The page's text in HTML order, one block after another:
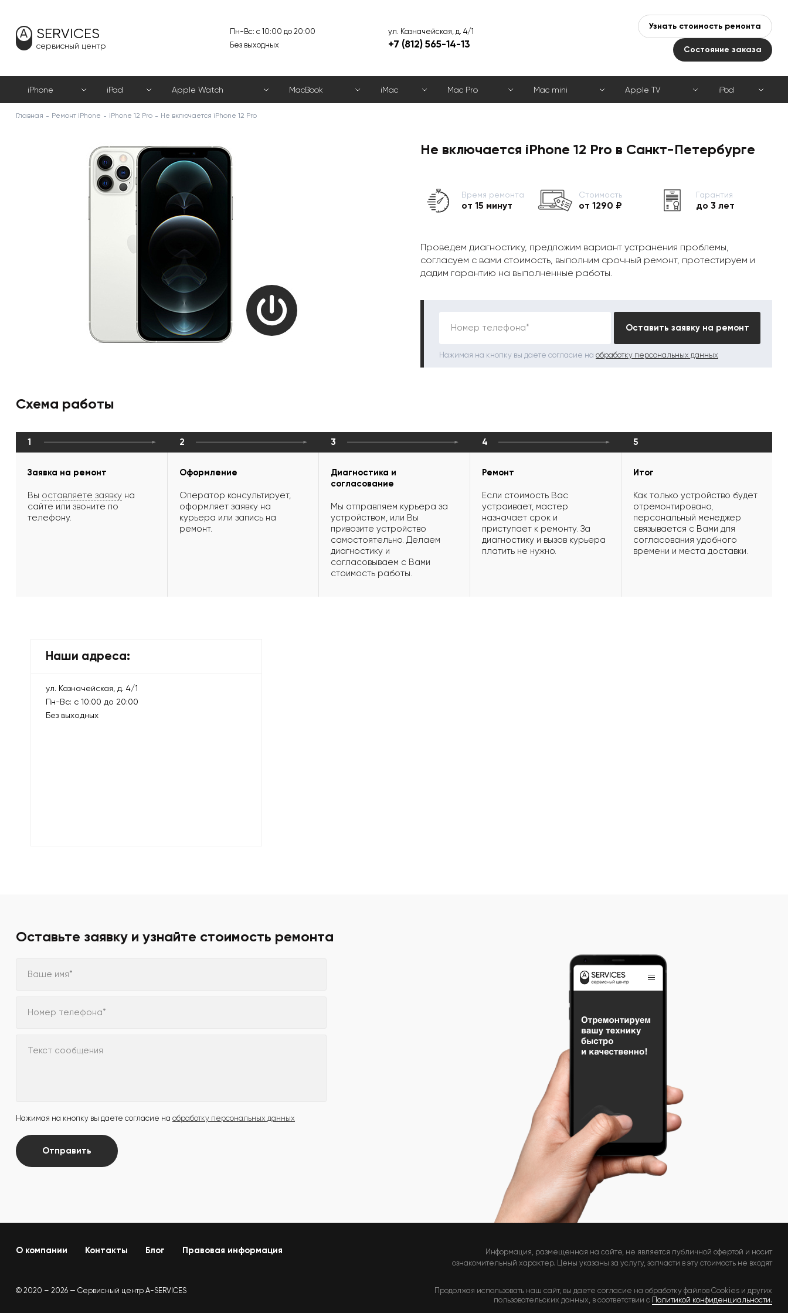
SERVICES
сервисный центр
Пн-Вс: с 10:00 до 20:00
Без выходных
ул. Казначейская, д. 4/1
+7 (812) 565-14-13
Узнать стоимость ремонта
Состояние заказа
iPhone iPad Apple Watch MacBook iMac Mac Pro Mac mini Apple TV iPod
Главная Ремонт iPhone iPhone 12 Pro Не включается iPhone 12 Pro
Не включается iPhone 12 Pro в Санкт-Петербурге
Время ремонта
от 15 минут
Стоимость
от 1290 ₽
Гарантия
до 3 лет
Проведем диагностику, предложим вариант устранения проблемы,
согласуем с вами стоимость, выполним срочный ремонт, протестируем и
дадим гарантию на выполненные работы.
Номер телефона* Оставить заявку на ремонт
Нажимая на кнопку вы даете согласие на обработку персональных данных
Схема работы
1
Заявка на ремонт
Вы оставляете заявку на
сайте или звоните по
телефону.
2
Оформление
Оператор консультирует,
оформляет заявку на
курьера или запись на
ремонт.
3
Диагностика и
согласование
Мы отправляем курьера за
устройством, или Вы
привозите устройство
самостоятельно. Делаем
диагностику и
согласовываем с Вами
стоимость работы.
4
Ремонт
Если стоимость Вас
устраивает, мастер
назначает срок и
приступает к ремонту. За
диагностику и вызов курьера
платить не нужно.
5
Итог
Как только устройство будет
отремонтировано,
персональный менеджер
связывается с Вами для
согласования удобного
времени и места доставки.
Наши адреса:
ул. Казначейская, д. 4/1
Пн-Вс: с 10:00 до 20:00
Без выходных
Оставьте заявку и узнайте стоимость ремонта
Ваше имя*
Номер телефона*
Текст сообщения
Нажимая на кнопку вы даете согласие на обработку персональных данных
Отправить
О компании Контакты Блог Правовая информация
Информация, размещенная на сайте, не является публичной офертой и носит
ознакомительный характер. Цены указаны за услугу, запчасти в эту стоимость не входят
© 2020 – 2026 — Сервисный центр A-SERVICES
Продолжая использовать наш сайт, вы даете согласие на обработку файлов Cookies и других
пользовательских данных, в соответствии с Политикой конфиденциальности.